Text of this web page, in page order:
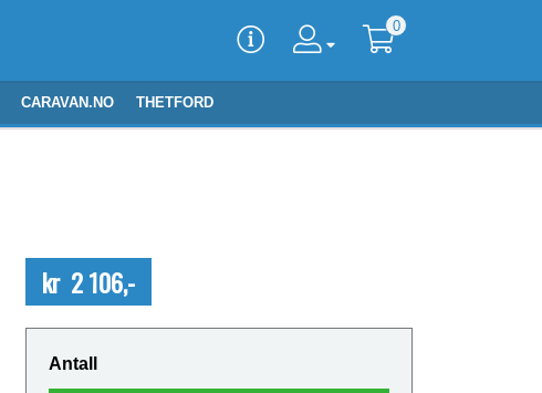
0
CARAVAN.NO THETFORD
kr 2 106,-
Antall